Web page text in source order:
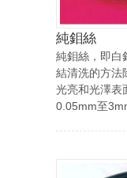
純鉬絲
純鉬絲，即白
結清洗的方法
光亮和光澤表
0.05mm至